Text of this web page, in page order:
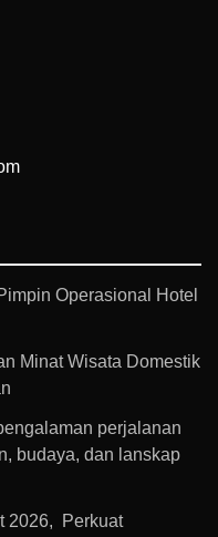
Operasional Hotel
Minat Wisata Domestik
perjalanan
budaya, dan lanskap
2026, Perkuat